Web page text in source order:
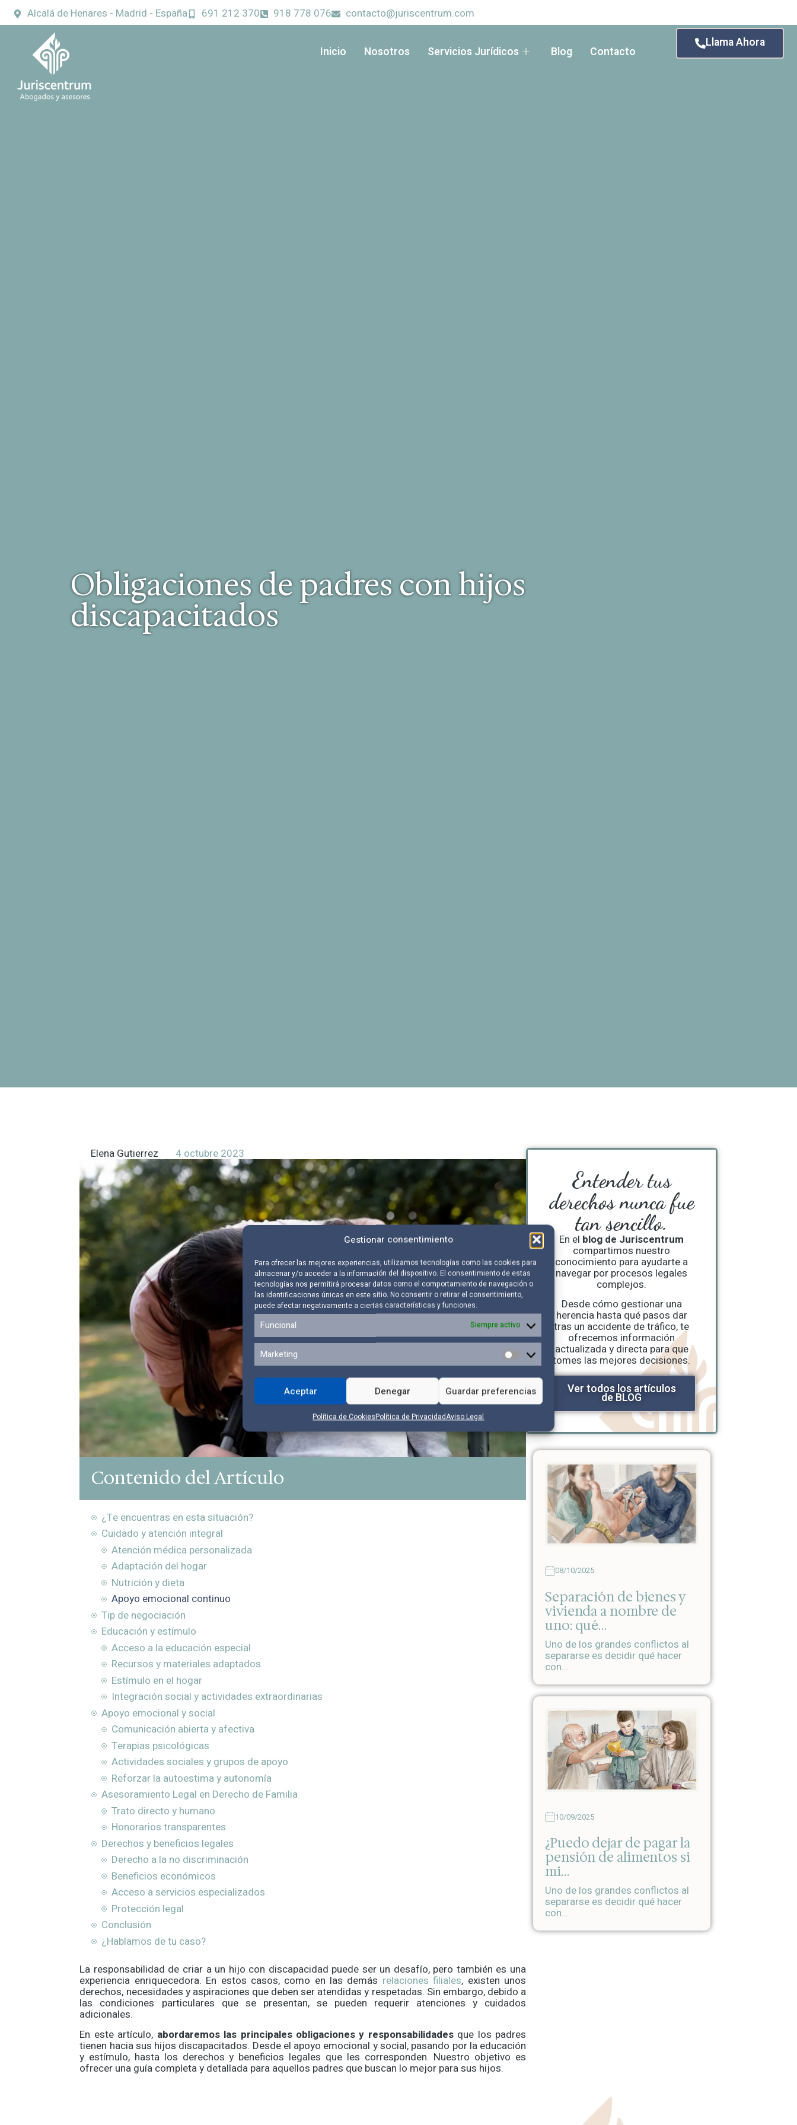
Gestionar consentimiento
Para ofrecer las mejores experiencias, utilizamos tecnologías como las cookies para
almacenar y/o acceder a la información del dispositivo. El consentimiento de estas
tecnologías nos permitirá procesar datos como el comportamiento de navegación o
las identificaciones únicas en este sitio. No consentir o retirar el consentimiento,
puede afectar negativamente a ciertas características y funciones.
Funcional Siempre activo
Marketing
Aceptar Denegar Guardar preferencias
Política de CookiesPolítica de PrivacidadAviso Legal
Alcalá de Henares - Madrid - España 691 212 370 918 778 076 contacto@juriscentrum.com
Inicio Nosotros Servicios Jurídicos Blog Contacto
Llama Ahora
Obligaciones de padres con hijos
discapacitados
Elena Gutierrez 4 octubre 2023
Contenido del Artículo
¿Te encuentras en esta situación?
Cuidado y atención integral
Atención médica personalizada
Adaptación del hogar
Nutrición y dieta
Apoyo emocional continuo
Tip de negociación
Educación y estímulo
Acceso a la educación especial
Recursos y materiales adaptados
Estímulo en el hogar
Integración social y actividades extraordinarias
Apoyo emocional y social
Comunicación abierta y afectiva
Terapias psicológicas
Actividades sociales y grupos de apoyo
Reforzar la autoestima y autonomía
Asesoramiento Legal en Derecho de Familia
Trato directo y humano
Honorarios transparentes
Derechos y beneficios legales
Derecho a la no discriminación
Beneficios económicos
Acceso a servicios especializados
Protección legal
Conclusión
¿Hablamos de tu caso?
La responsabilidad de criar a un hijo con discapacidad puede ser un desafío, pero también es una
experiencia enriquecedora. En estos casos, como en las demás relaciones filiales, existen unos
derechos, necesidades y aspiraciones que deben ser atendidas y respetadas. Sin embargo, debido a
las condiciones particulares que se presentan, se pueden requerir atenciones y cuidados
adicionales.
En este artículo, abordaremos las principales obligaciones y responsabilidadesque los padres
tienen hacia sus hijos discapacitados. Desde el apoyo emocional y social, pasando por la educación
y estímulo, hasta los derechos y beneficios legales que les corresponden. Nuestro objetivo es
ofrecer una guía completa y detallada para aquellos padres que buscan lo mejor para sus hijos.
Entender tus
derechos nunca fue
tan sencillo.
En el blog de Juriscentrum
compartimos nuestro
conocimiento para ayudarte a
navegar por procesos legales
complejos.
Desde cómo gestionar una
herencia hasta qué pasos dar
tras un accidente de tráfico, te
ofrecemos información
actualizada y directa para que
tomes las mejores decisiones.
Ver todos los artículos
de BLOG
08/10/2025
Separación de bienes y
vivienda a nombre de
uno: qué…
Uno de los grandes conflictos al
separarse es decidir qué hacer
con…
10/09/2025
¿Puedo dejar de pagar la
pensión de alimentos si
mi…
Uno de los grandes conflictos al
separarse es decidir qué hacer
con…